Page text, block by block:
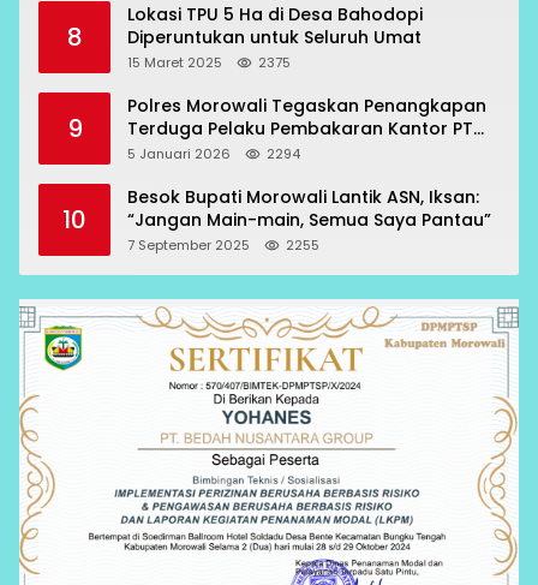
8
Lokasi TPU 5 Ha di Desa Bahodopi
Diperuntukan untuk Seluruh Umat
15 Maret 2025 2375
9
Polres Morowali Tegaskan Penangkapan
Terduga Pelaku Pembakaran Kantor PT
RCP Sesuai Prosedur
5 Januari 2026 2294
10
Besok Bupati Morowali Lantik ASN, Iksan:
“Jangan Main-main, Semua Saya Pantau”
7 September 2025 2255